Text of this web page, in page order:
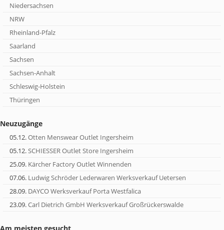
Niedersachsen
NRW
Rheinland-Pfalz
Saarland
Sachsen
Sachsen-Anhalt
Schleswig-Holstein
Thüringen
Neuzugänge
05.12.Otten Menswear Outlet Ingersheim
05.12. SCHIESSER Outlet Store Ingersheim
25.09. Kärcher Factory Outlet Winnenden
07.06. Ludwig Schröder Lederwaren Werksverkauf Uetersen
28.09. DAYCO Werksverkauf Porta Westfalica
23.09.Carl Dietrich GmbH Werksverkauf Großrückerswalde
Am meisten gesucht